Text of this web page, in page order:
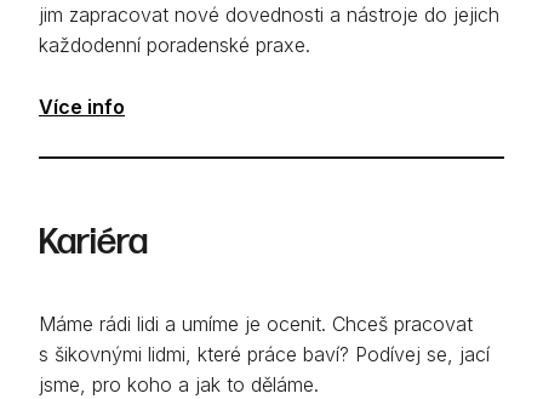
jim zapracovat nové dovednosti a nástroje do jejich
každodenní poradenské praxe.
Více info
Kariéra
Máme rádi lidi a umíme je ocenit. Chceš pracovat
s šikovnými lidmi, které práce baví? Podívej se, jací
jsme, pro koho a jak to děláme.